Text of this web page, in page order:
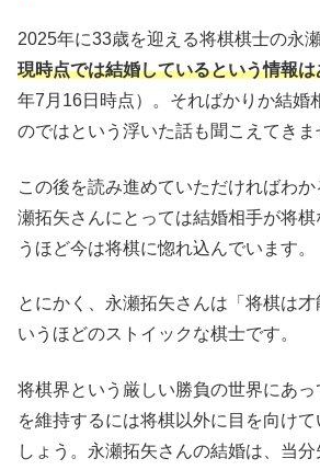
2025年に33歳を迎える将棋棋士の永
現時点では結婚しているという情報
年7月16日時点）。そればかりか結婚
のではという浮いた話も聞こえてきま
この後を読み進めていただければわ
瀬拓矢さんにとっては結婚相手が将
うほど今は将棋に惚れ込んでいます。
とにかく、永瀬拓矢さんは「将棋は
いうほどのストイックな棋士です。
将棋界という厳しい勝負の世界にあ
を維持するには将棋以外に目を向け
しょう。永瀬拓矢さんの結婚は、当